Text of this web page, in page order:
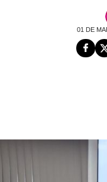
01 DE